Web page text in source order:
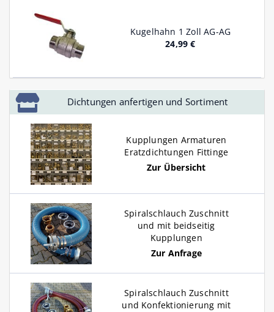
Kugelhahn 1 Zoll AG-AG
24,99 €
Dichtungen anfertigen und Sortiment
Kupplungen Armaturen
Eratzdichtungen Fittinge
Zur Übersicht
Spiralschlauch Zuschnitt
und mit beidseitig
Kupplungen
Zur Anfrage
Spiralschlauch Zuschnitt
und Konfektionierung mit